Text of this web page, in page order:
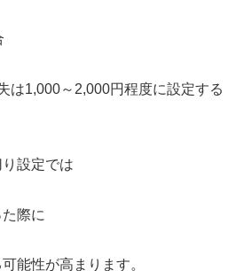
は1,000～2,000円程度に設定する
設定では
際に
能性が高まります。